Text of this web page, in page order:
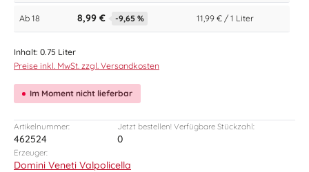
Ab 18 8,99 € -9,65 % 11,99 € / 1 Liter
Inhalt: 0.75 Liter
Preise inkl. MwSt. zzgl. Versandkosten
Im Moment nicht lieferbar
Artikelnummer:
462524
Jetzt bestellen! Verfügbare Stückzahl:
0
Erzeuger:
Domini Veneti Valpolicella